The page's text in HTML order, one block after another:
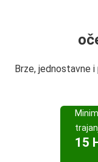
Brze, jednostavne
15